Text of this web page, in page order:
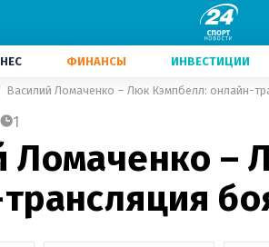
ФИНАНСЫ ИНВЕСТИЦИИ
Василий Ломаченко – Люк Кэмпбелл: онлайн-
1
Ломаченко –